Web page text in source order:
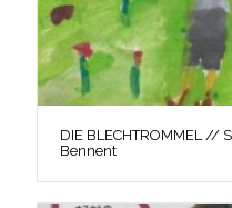
DIE BLECHTROMMEL //
Bennent